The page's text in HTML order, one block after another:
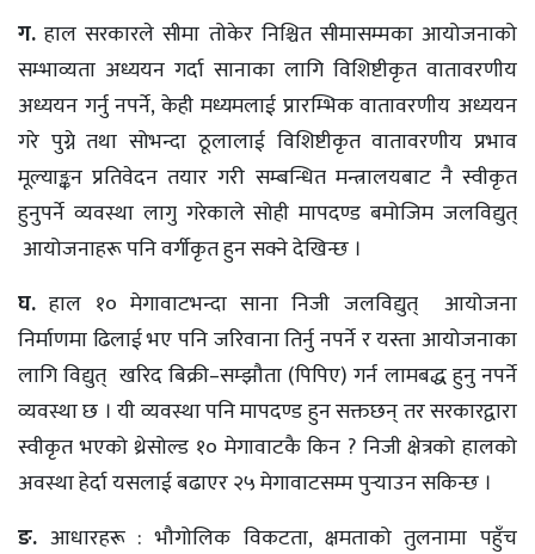
ग.हाल सरकारले सीमा तोकेर निश्चित सीमासम्मका आयोजनाको
सम्भाव्यता अध्ययन गर्दा सानाका लागि विशिष्टीकृत वातावरणीय
अध्ययन गर्नु नपर्ने, केही मध्यमलाई प्रारम्भिक वातावरणीय अध्ययन
गरे पुग्ने तथा सोभन्दा ठूलालाई विशिष्टीकृत वातावरणीय प्रभाव
मूल्याङ्कन प्रतिवेदन तयार गरी सम्बन्धित मन्त्रालयबाट नै स्वीकृत
हुनुपर्ने व्यवस्था लागु गरेकाले सोही मापदण्ड बमोजिम जलविद्युत्
आयोजनाहरू पनि वर्गीकृत हुन सक्ने देखिन्छ ।
घ.हाल १० मेगावाटभन्दा साना निजी जलविद्युत् आयोजना
निर्माणमा ढिलाई भए पनि जरिवाना तिर्नु नपर्ने र यस्ता आयोजनाका
लागि विद्युत् खरिद बिक्री–सम्झौता (पिपिए) गर्न लामबद्ध हुनु नपर्ने
व्यवस्था छ । यी व्यवस्था पनि मापदण्ड हुन सक्तछन् तर सरकारद्वारा
स्वीकृत भएको थ्रेसोल्ड १० मेगावाटकै किन ? निजी क्षेत्रको हालको
अवस्था हेर्दा यसलाई बढाएर २५ मेगावाटसम्म पुर्‍याउन सकिन्छ ।
ङ. आधारहरू : भौगोलिक विकटता, क्षमताको तुलनामा पहुँच